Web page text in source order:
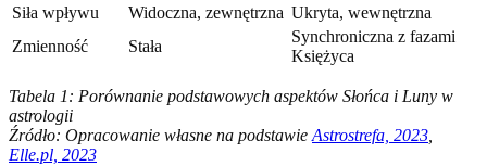
Siła wpływu
Widoczna, zewnętrzna Ukryta, wewnętrzna
Zmienność
Stała
Synchroniczna z fazami
Księżyca
Tabela 1: Porównanie podstawowych aspektów Słońca i Luny w
astrologii
Źródło: Opracowanie własne na podstawie Astrostrefa, 2023
Elle.pl, 2023